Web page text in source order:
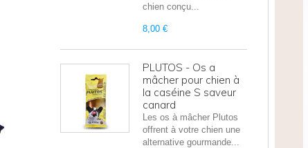
chien conçu...
8,00 €
PLUTOS - Os a
mâcher pour chien à
la caséine S saveur
canard
Les os à mâcher Plutos
offrent à votre chien une
alternative gourmande...